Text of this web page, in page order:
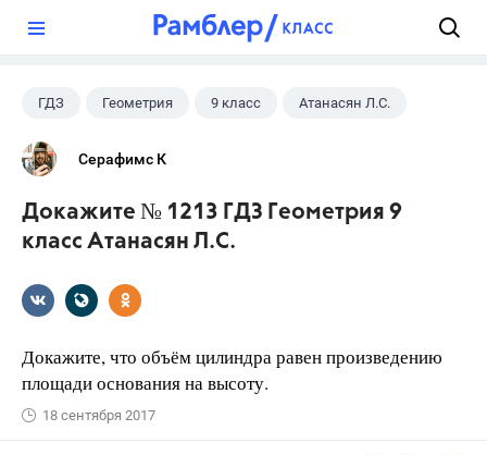
ГДЗ Геометрия 9 класс Атанасян Л.С.
Серафимс К
Докажите № 1213 ГДЗ Геометрия 9
класс Атанасян Л.С.
Докажите, что объём цилиндра равен произведению
площади основания на высоту.
18 сентября 2017